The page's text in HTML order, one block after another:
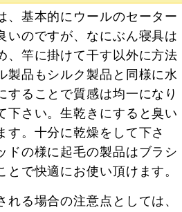
、基本的にウールのセーター
いのですが、なにぶん寝具は
、竿に掛けて干す以外に方法
製品もシルク製品と同様に水
することで質感は均一になり
下さい。生乾きにすると臭い
す。十分に乾燥をして下さ
ドの様に起毛の製品はブラシ
で快適にお使い頂けます。
る場合の注意点としては、